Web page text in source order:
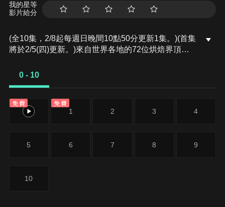
我的星等
影片給分
(全10集，2/8起每週日晚間10點50分更新1集。)(首集
將於2/5(四)更新。)來自世界各地的72位烘焙界頂尖
烘焙所蘊含的無限可能。
0 - 10
免費
0
免費
1 2 3 4
5 6 7 8 9
10